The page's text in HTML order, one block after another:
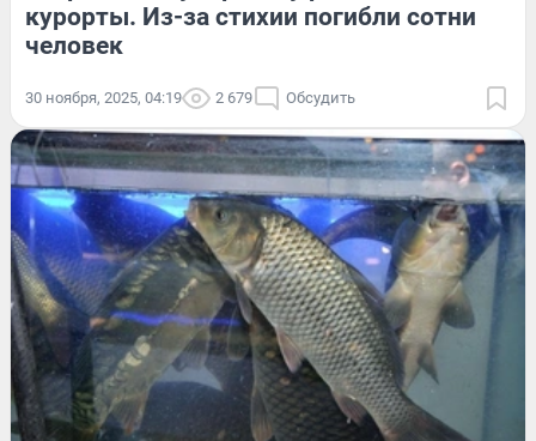
курорты. Из-за стихии погибли сотни
человек
30 ноября, 2025, 04:19 2 679 Обсудить